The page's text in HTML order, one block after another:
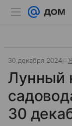
30 декабря 2024
Лунный
30